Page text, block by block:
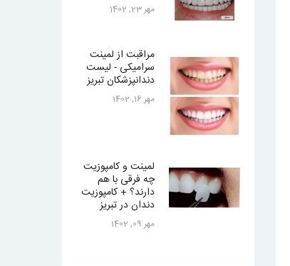
مهر 23, 1402
مراقبت از لمینت
سرامیکی - لیست
دندانپزشکان تبریز
مهر 16, 1402
لمینت و کامپوزیت
چه فرقی با هم
دارند؟ + کامپوزیت
دندان در تبریز
مهر 09, 1402